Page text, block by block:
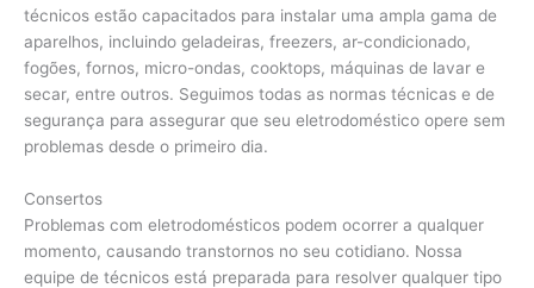
técnicos estão capacitados para instalar uma ampla gama de
aparelhos, incluindo geladeiras, freezers, ar-condicionado,
fogões, fornos, micro-ondas, cooktops, máquinas de lavar e
secar, entre outros. Seguimos todas as normas técnicas e de
segurança para assegurar que seu eletrodoméstico opere sem
problemas desde o primeiro dia.
Consertos
Problemas com eletrodomésticos podem ocorrer a qualquer
momento, causando transtornos no seu cotidiano. Nossa
equipe de técnicos está preparada para resolver qualquer tipo